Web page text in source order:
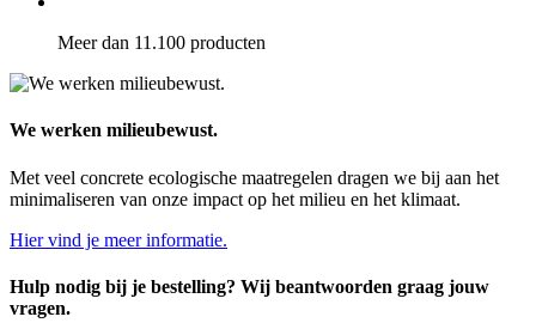
Meer dan 11.100 producten
We werken milieubewust.
Met veel concrete ecologische maatregelen dragen we bij aan het
minimaliseren van onze impact op het milieu en het klimaat.
Hier vind je meer informatie.
Hulp nodig bij je bestelling? Wij beantwoorden graag jouw
vragen.